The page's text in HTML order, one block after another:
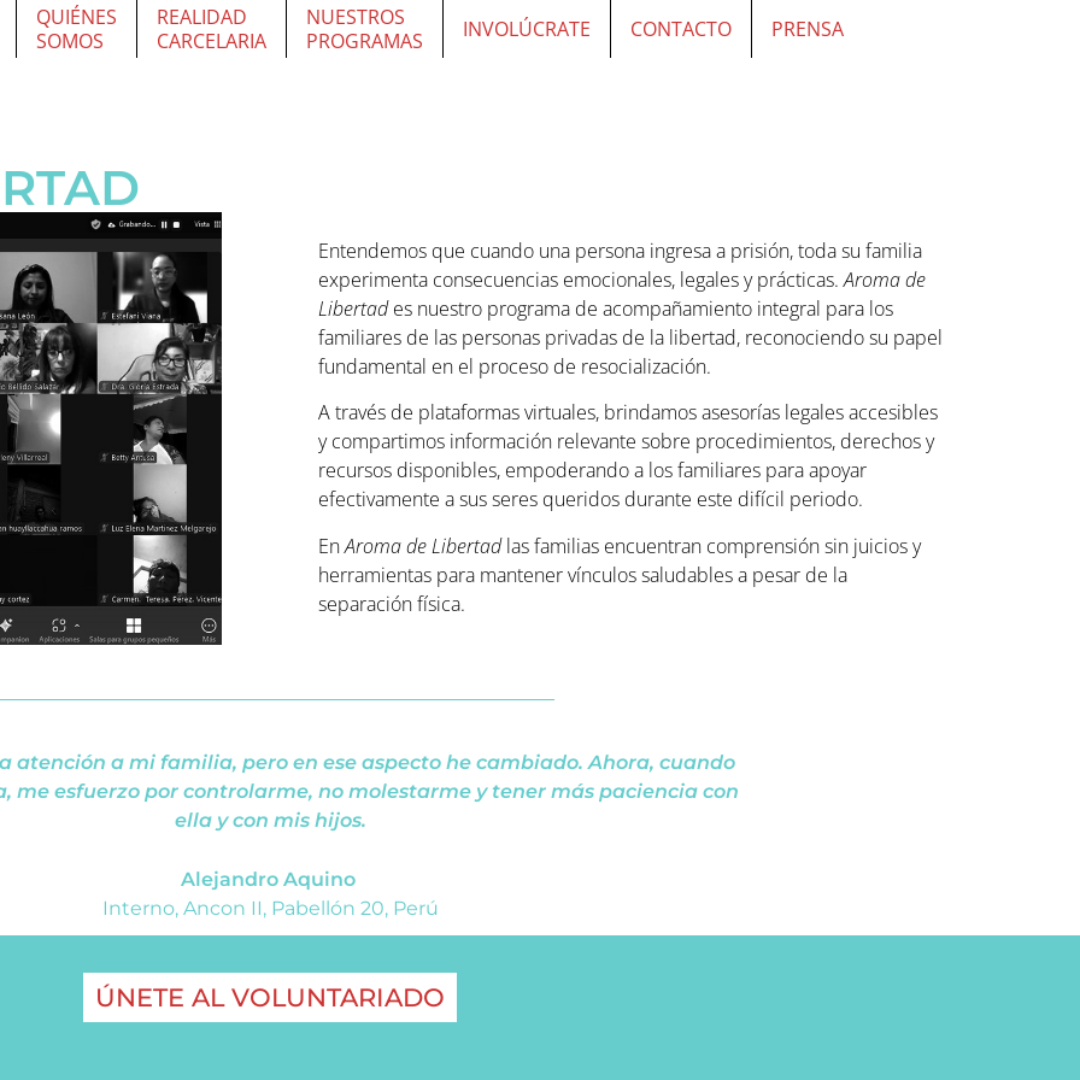
QUIÉNES
SOMOS
REALIDAD
CARCELARIA
NUESTROS
PROGRAMAS
INVOLÚCRATE CONTACTO PRENSA
Entendemos que cuando una persona ingresa a prisión, toda su familia
experimenta consecuencias emocionales, legales y prácticas.Aroma de
Libertades nuestro programa de acompañamiento integral para los
familiares de las personas privadas de la libertad, reconociendo su papel
fundamental en el proceso de resocialización.
A través de plataformas virtuales, brindamos asesorías legales accesibles
y compartimos información relevante sobre procedimientos, derechos y
recursos disponibles, empoderando a los familiares para apoyar
efectivamente a sus seres queridos durante este difícil periodo.
EnAroma de Libertadlas familias encuentran comprensión sin juicios y
herramientas para mantener vínculos saludables a pesar de la
separación física.
atención a mi familia, pero en ese aspecto he cambiado. Ahora, cuando
me esfuerzo por controlarme, no molestarme y tener más paciencia con
ella y con mis hijos.
Alejandro Aquino
Interno, Ancon II, Pabellón 20, Perú
ÚNETE AL VOLUNTARIADO